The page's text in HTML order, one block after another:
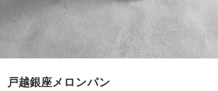
戸越銀座メロンパン